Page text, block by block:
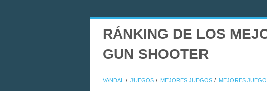
RÁNKING DE LOS
GUN SHOOTER
VANDAL JUEGOS MEJORES JUEGOS MEJORES